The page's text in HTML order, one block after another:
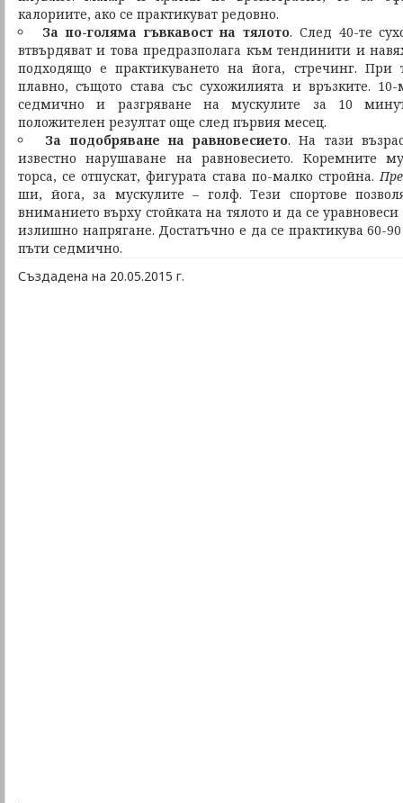
калориите, ако се практикуват редовно.
За по-голяма гъвкавост на тялото. След 40-те
втвърдяват и това предразполага към тендинити и
подходящо е практикуването на йога, стречинг. При
плавно, същото става със сухожилията и връзките.
седмично и разгряване на мускулите за 10
положителен резултат още след първия месец.
За подобряване на равновесието. На тази
известно нарушаване на равновесието. Коремните
торса, се отпускат, фигурата става по-малко стройна.
ши, йога, за мускулите – голф. Тези спортове
вниманието върху стойката на тялото и да се уравновеси
излишно напрягане. Достатъчно е да се практикува 60-
пъти седмично.
Създадена на 20.05.2015 г.